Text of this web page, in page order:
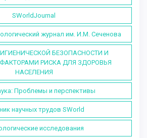
SWorldJournal
журнал им. И.М. Сеченова
БЕЗОПАСНОСТИ И
РИСКА ДЛЯ ЗДОРОВЬЯ
НАСЕЛЕНИЯ
Проблемы и перспективы
научных трудов SWorld
исследования